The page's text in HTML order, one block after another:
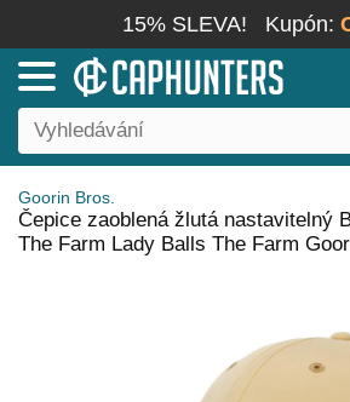
15% SLEVA! Kupón:
Goorin Bros.
Čepice zaoblená žlutá nastavitelný
The Farm Lady Balls The Farm